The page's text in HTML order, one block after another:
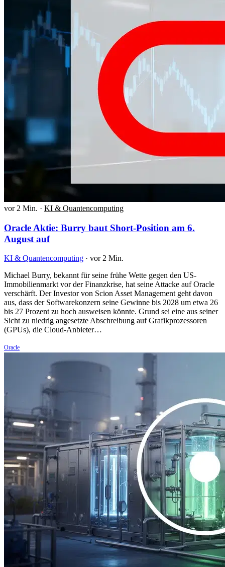
vor 2 Min. · KI & Quantencomputing
Oracle Aktie: Burry baut Short-Position am 6.
August auf
KI & Quantencomputing · vor 2 Min.
Michael Burry, bekannt für seine frühe Wette gegen den US-
Immobilienmarkt vor der Finanzkrise, hat seine Attacke auf Oracle
verschärft. Der Investor von Scion Asset Management geht davon
aus, dass der Softwarekonzern seine Gewinne bis 2028 um etwa 26
bis 27 Prozent zu hoch ausweisen könnte. Grund sei eine aus seiner
Sicht zu niedrig angesetzte Abschreibung auf Grafikprozessoren
(GPUs), die Cloud-Anbieter…
Oracle